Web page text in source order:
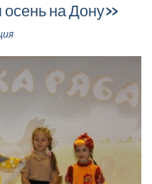
осень на Дону»